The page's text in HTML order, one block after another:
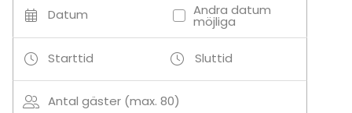
Datum Andra datum
möjliga
Starttid Sluttid
Antal gäster (max. 80)